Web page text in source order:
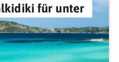
für unter